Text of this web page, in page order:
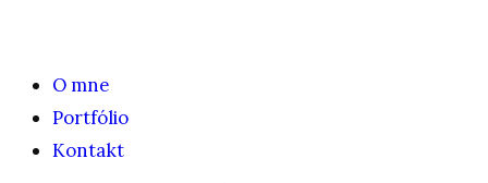
O mne
Portfólio
Kontakt